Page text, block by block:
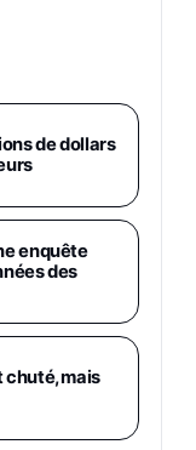
Smartphone
Go,
Inclus,
Version FR
de dollars
enquête
des
chuté, mais